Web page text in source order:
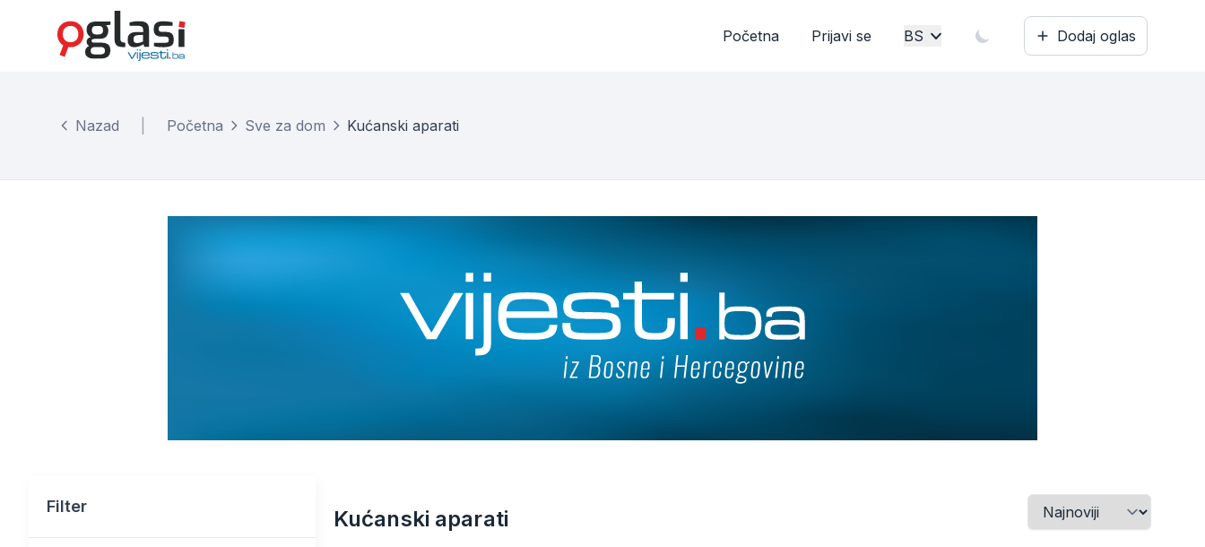
Početna Prijavi se BS Dodaj oglas
Nazad Početna Sve za dom Kućanski aparati
Filter Kućanski aparati